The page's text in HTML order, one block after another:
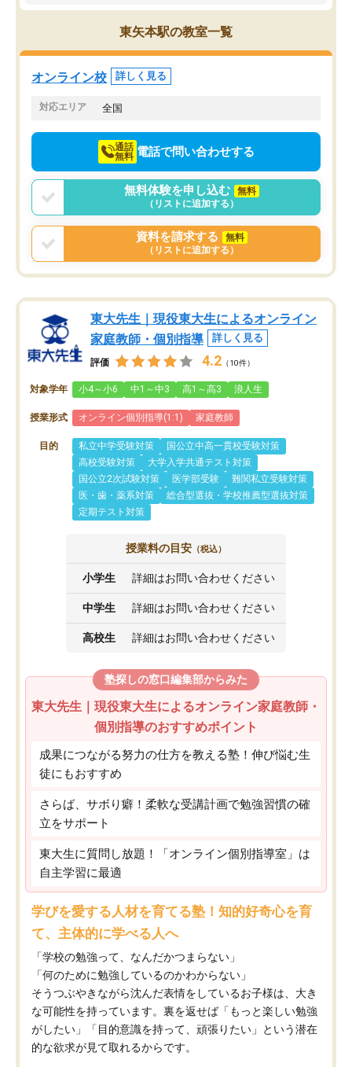
思っていました。何が今足りないのか
を的確に指導いただき、子どももびっ
くりするほど楽しんでやる気を持って
塾を受けています。狙い通り、少しず
つ成績も上がり、苦手意識も無くなっ
てきたので、さらに苦手な数学も追加
でお願いしました。来年の高校受験に
スト、多少お金がかかっ
東矢本駅の教室一覧
オンライン校 詳しく見る
対応エリア 全国
通話
無料 電話で問い合わせする
無料体験を申し込む
無料
（リストに追加する）
資料を請求する
無料
（リストに追加する）
東大先生｜現役東大生によるオンライン
家庭教師・個別指導
詳しく見る
評価 4.2 （10件）
対象学年 小4～小6 中1～中3 高1～高3 浪人生
授業形式 オンライン個別指導(1:1) 家庭教師
目的 私立中学受験対策
国公立中高一貫校受験対策
高校受験対策
大学入学共通テスト対策
国公立2次試験対策
医学部受験
難関私立受験対策
医・歯・薬系対策
総合型選抜・学校推薦型選抜対策
定期テスト対策
授業料の目安 （税込）
小学生 詳細はお問い合わせください
中学生 詳細はお問い合わせください
高校生 詳細はお問い合わせください
塾探しの窓口編集部からみた
東大先生｜現役東大生によるオンライン家庭教師・
個別指導のおすすめポイント
成果につながる努力の仕方を教える塾！伸び悩む生
徒にもおすすめ
さらば、サボり癖！柔軟な受講計画で勉強習慣の確
立をサポート
東大生に質問し放題！「オンライン個別指導室」は
自主学習に最適
学びを愛する人材を育てる塾！知的好奇心を育
て、主体的に学べる人へ
「学校の勉強って、なんだかつまらない」
「何のために勉強しているのかわからない」
そうつぶやきながら沈んだ表情をしているお子様は、大き
な可能性を持っています。裏を返せば「もっと楽しい勉強
がしたい」「目的意識を持って、頑張りたい」という潜在
的な欲求が見て取れるからです。